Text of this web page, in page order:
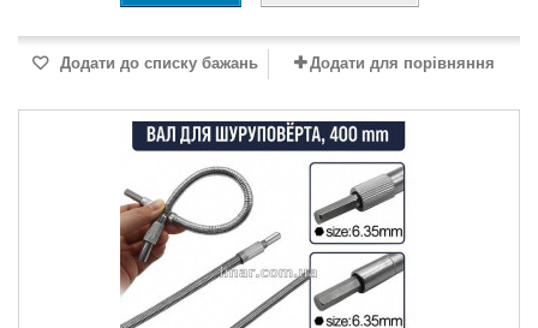
Додати до списку бажань Додати для порівняння